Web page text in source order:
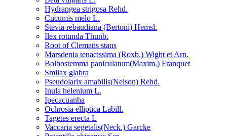
Hydrangea strigosa Rehd.
Cucumis melo L.
Stevia rebaudiana (Bertoni) Hemsl.
Ilex rotunda Thunb.
Root of Clematis stans
Marsdenia tenacissima (Roxb.) Wight et Arn.
Bolbostemma paniculatum(Maxim.) Franquet
Smilax glabra
Pseudolarix amabilis(Nelson) Rehd.
Inula helenium L.
Ipecacuanha
Ochrosia elliptica Labill.
Tagetes erecta L
Vaccaria segetalis(Neck.) Garcke